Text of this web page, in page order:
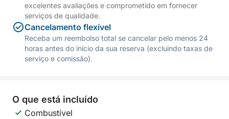
excelentes avaliações e comprometido em fornecer
serviços de qualidade.
Cancelamento flexível
Receba um reembolso total se cancelar pelo menos 24
horas antes do início da sua reserva (excluindo taxas de
serviço e comissão).
O que está incluído
Combustível